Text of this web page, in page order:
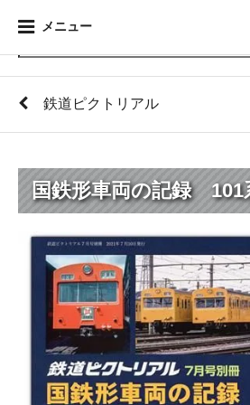
メニュー
鉄道ピクトリアル
国鉄形車両の記録 101